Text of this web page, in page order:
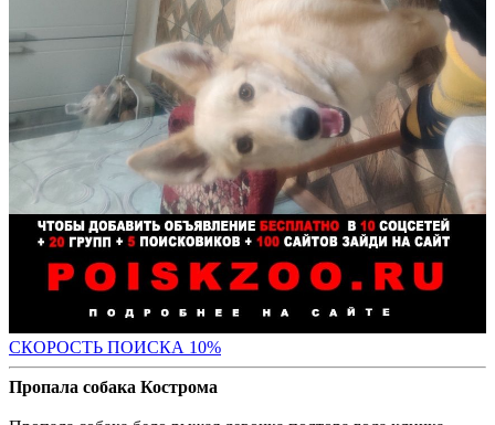
СКОРОСТЬ ПОИСКА 10%
Пропала собака Кострома